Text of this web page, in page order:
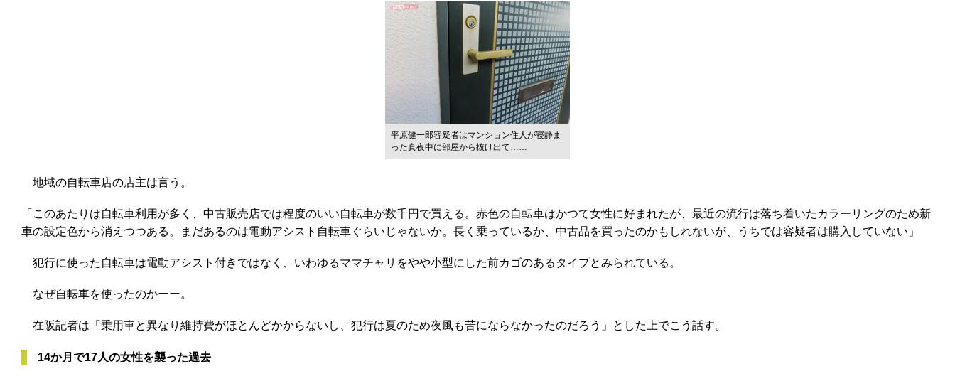
平原健一郎容疑者はマンション住人が寝静ま
った真夜中に部屋から抜け出て……
地域の自転車店の店主は言う。
「このあたりは自転車利用が多く、中古販売店では程度のいい自転車が数千円で買える。赤色の自転車はかつて女性に好まれたが、最近の流行は落ち着いたカラーリングのため新
車の設定色から消えつつある。まだあるのは電動アシスト自転車ぐらいじゃないか。長く乗っているか、中古品を買ったのかもしれないが、うちでは容疑者は購入していない」
犯行に使った自転車は電動アシスト付きではなく、いわゆるママチャリをやや小型にした前カゴのあるタイプとみられている。
なぜ自転車を使ったのかーー。
在阪記者は「乗用車と異なり維持費がほとんどかからないし、犯行は夏のため夜風も苦にならなかったのだろう」とした上でこう話す。
14か月で17人の女性を襲った過去